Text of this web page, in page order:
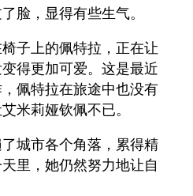
脸，显得有些生气。
子上的佩特拉，正在让
得更加可爱。这是最近
佩特拉在旅途中也没有
米莉娅钦佩不已。
城市各个角落，累得精
里，她仍然努力地让自